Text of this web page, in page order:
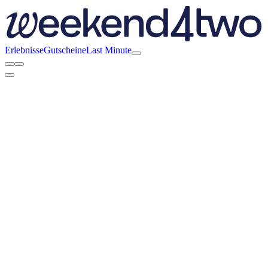
ErlebnisseGutscheineLast Minute